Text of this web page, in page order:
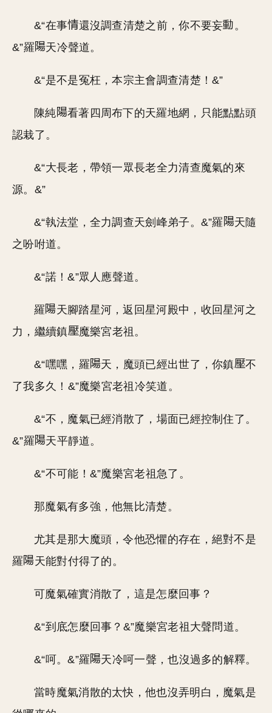
&“在事 還沒調查清楚之前，你不要妄
。
&”羅
天冷聲道。
&“是不是冤枉，本宗主會調查清楚！&”
陳純
看著四周布下的天羅地網，只能點點頭
認栽了。
&“大長老，帶領一眾長老全力清查魔氣的來
源。&”
&“執法堂，全力調查天劍峰弟子。&”羅
天隨
之吩咐道。
&“諾！&”眾人應聲道。
羅
天腳踏星河，返回星河殿中，收回星河之
力，繼續鎮
魔樂宮老祖。
&“嘿嘿，羅 天，魔頭已經出世了，你鎮
不
了我多久！&”魔樂宮老祖冷笑道。
&“不，魔氣已經消散了，場面已經控制住了。
&”羅
天平靜道。
&“不可能！&”魔樂宮老祖急了。
那魔氣有多強，他無比清楚。
尤其是那大魔頭，令他恐懼的存在，絕對不是
羅
天能對付得了的。
可魔氣確實消散了，這是怎麼回事？
&“到底怎麼回事？&”魔樂宮老祖大聲問道。
&“呵。&”羅 天冷呵一聲，也沒過多的解釋。
當時魔氣消散的太快，他也沒弄明白，魔氣是